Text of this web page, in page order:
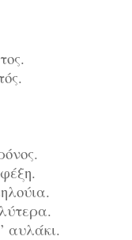
αυλάκι.